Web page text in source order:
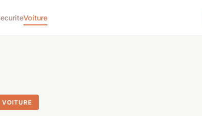
Voiture
VOITURE